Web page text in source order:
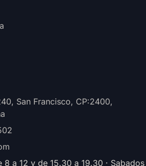
San Francisco, CP:2400,
8 a 12 y de 15.30 a 19.30 · Sabados